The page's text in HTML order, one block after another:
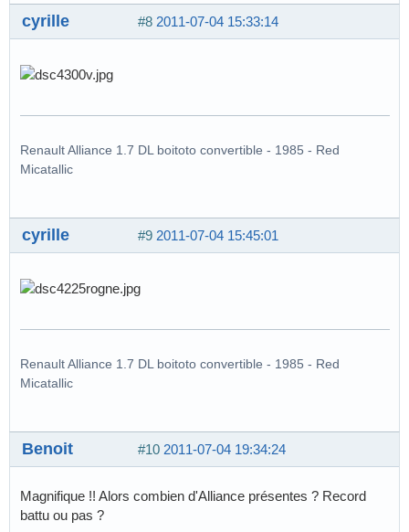
#8 2011-07-04 15:33:14
cyrille
Renault Alliance 1.7 DL boitoto convertible - 1985 - Red
Micatallic
#9 2011-07-04 15:45:01
cyrille
Renault Alliance 1.7 DL boitoto convertible - 1985 - Red
Micatallic
#10 2011-07-04 19:34:24
Benoit
Magnifique !! Alors combien d'Alliance présentes ? Record
battu ou pas ?